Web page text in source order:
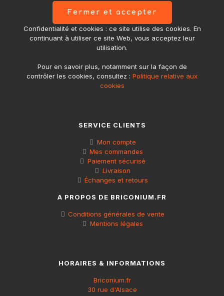
Confidentialité et cookies : ce site utilise des cookies. En
continuant à utiliser ce site Web, vous acceptez leur
utilisation.
Pour en savoir plus, notamment sur la façon de
contrôler les cookies, consultez : Politique relative aux
cookies
SERVICE CLIENTS
Mon compte
Mes commandes
Paiement sécurisé
Livraison
Échanges et retours
A PROPOS DE BRICONIUM.FR
Conditions générales de vente
Mentions légales
HORAIRES & INFORMATIONS
Briconium.fr
30 rue d'Alsace